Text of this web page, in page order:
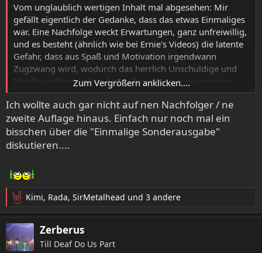
Vom unglaublich wertigen Inhalt mal abgesehen: Mir
gefällt eigentlich der Gedanke, dass das etwas Einmaliges
war. Eine Nachfolge weckt Erwartungen, ganz unfreiwillig,
und es besteht (ähnlich wie bei Ernie's Videos) die latente
Gefahr, dass aus Spaß und Motivation irgendwann
Zugzwang wird, wodurch das herrlich Unschuldige und
Ideelle verloren gehen kann. Das aber nur aus meiner
Sicht als Konsument und Wertschätzer. Natürlich würde
ich nen Nachfolger nicht ablehnen, wenn es Pläne dafür
gäbe. Aber ich kann gut damit leben, wenn es bei dieser
einen Ausgabe bleibt, Mangel an Lese-Nachschub wird es
so schnell nicht geben.
Zum Vergrößern anklicken....
Ich wollte auch gar nicht auf nen Nachfolger / ne
zweite Auflage hinaus. Einfach nur noch mal ein
bisschen über die "Einmalige Sonderausgabe"
diskutieren....
R
e
a
k
t
Kimi, Rada, SirMetalhead und 3 andere
Zerberus
Till Deaf Do Us Part